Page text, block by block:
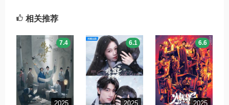
相关推荐
2025
7.4
2025
6.1
2025
6.6